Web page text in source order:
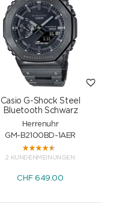
Casio G-Shock Steel
Bluetooth Schwarz
Herrenuhr
GM-B2100BD-1AER
2 KUNDENMEINUNGEN
CHF 649.00